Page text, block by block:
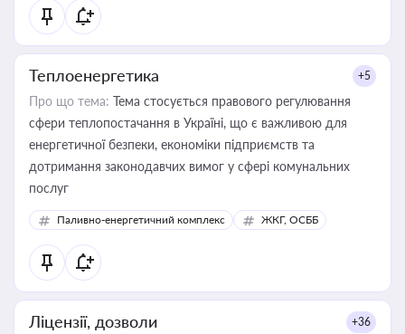
Теплоенергетика +5
Про що тема: Тема стосується правового регулювання
сфери теплопостачання в Україні, що є важливою для
енергетичної безпеки, економіки підприємств та
дотримання законодавчих вимог у сфері комунальних
послуг
Паливно-енергетичний комплекс ЖКГ, ОСББ
Ліцензії, дозволи +36